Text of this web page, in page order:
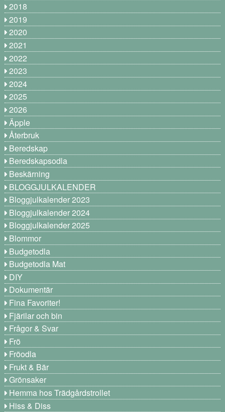
2018
2019
2020
2021
2022
2023
2024
2025
2026
Äpple
Återbruk
Beredskap
Beredskapsodla
Beskärning
BLOGGJULKALENDER
Bloggjulkalender 2023
Bloggjulkalender 2024
Bloggjulkalender 2025
Blommor
Budgetodla
Budgetodla Mat
DIY
Dokumentär
Fina Favoriter!
Fjärilar och bin
Frågor & Svar
Frö
Fröodla
Frukt & Bär
Grönsaker
Hemma hos Trädgårdstrollet
Hiss & Diss